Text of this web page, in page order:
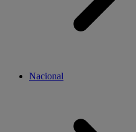
Nacional